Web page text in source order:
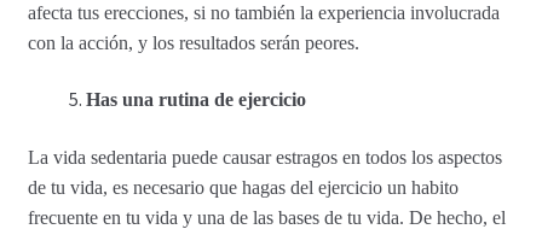
afecta tus erecciones, si no también la experiencia involucrada
con la acción, y los resultados serán peores.
Has una rutina de ejercicio
La vida sedentaria puede causar estragos en todos los aspectos
de tu vida, es necesario que hagas del ejercicio un habito
frecuente en tu vida y una de las bases de tu vida. De hecho, el